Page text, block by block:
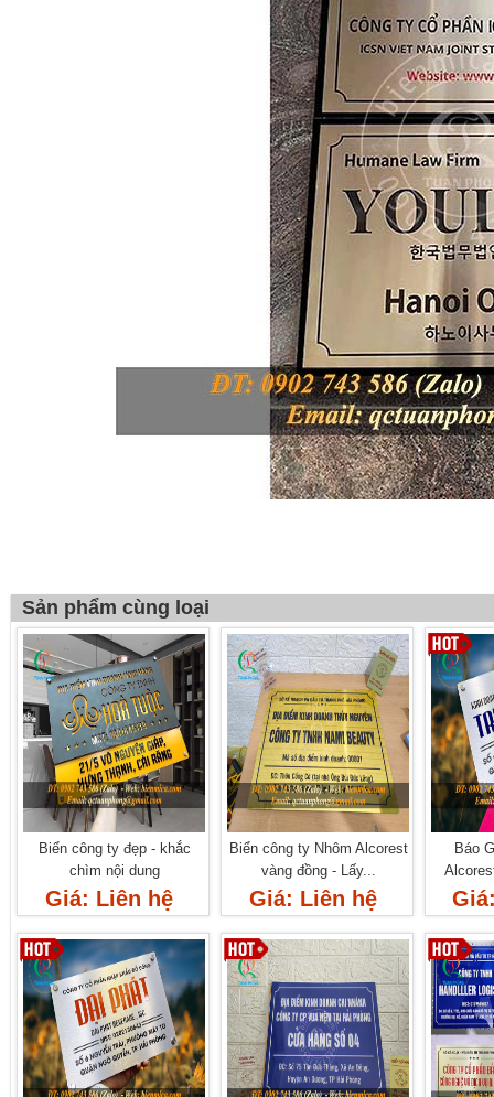
Sản phẩm cùng loại
Biển công ty đẹp - khắc
chìm nội dung
Giá: Liên hệ
Biển công ty Nhôm Alcorest
vàng đồng - Lấy...
Giá: Liên hệ
Báo